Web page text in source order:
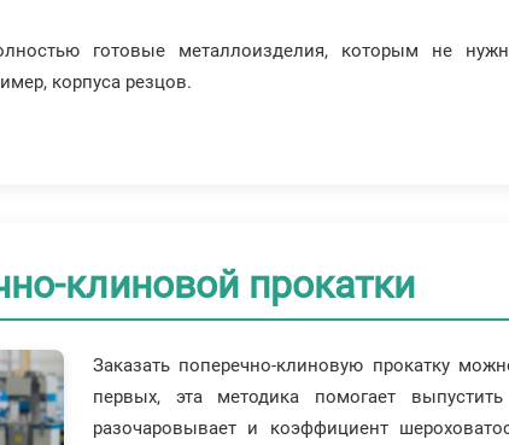
готовые металлоизделия, которым не
корпуса резцов.
клиновой прокатки
Заказать поперечно-клиновую прокатку
первых, эта методика помогает
разочаровывает и коэффициент